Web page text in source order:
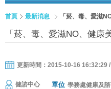
首頁 最新消息 「菸、毒、愛滋
「菸、毒、愛滋NO、健
更新時間：2015-10-16 16:32:29
健諮中心 單位 學務處健康及